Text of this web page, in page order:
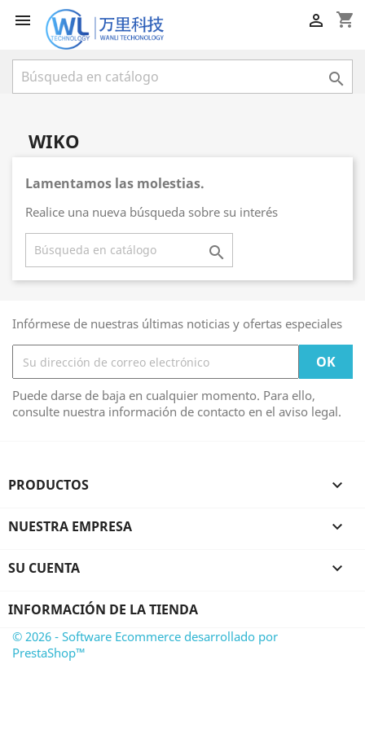
 shopping_cart


WIKO
Lamentamos las molestias.
Realice una nueva búsqueda sobre su interés

Infórmese de nuestras últimas noticias y ofertas especiales
Puede darse de baja en cualquier momento. Para ello,
consulte nuestra información de contacto en el aviso legal.
PRODUCTOS 
NUESTRA EMPRESA 
SU CUENTA 
INFORMACIÓN DE LA TIENDA
© 2026 - Software Ecommerce desarrollado por
PrestaShop™